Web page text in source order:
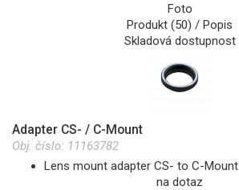
Foto
Produkt (50) / Popis
Skladová dostupnost
Adapter CS- / C-Mount
Obj. číslo: 11163782
Lens mount adapter CS- to C-Mount
na dotaz